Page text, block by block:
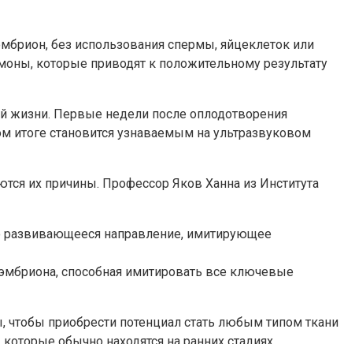
без использования спермы, яйцеклеток или
которые приводят к положительному результату
жизни. Первые недели после оплодотворения
итоге становится узнаваемым на ультразвуковом
их причины. Профессор Яков Ханна из Института
развивающееся направление, имитирующее
способная имитировать все ключевые
приобрести потенциал стать любым типом ткани